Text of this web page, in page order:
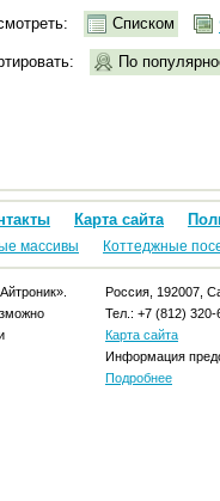
Списком
По
Карта сайта
массивы Коттеджные
Россия, 192007,
Тел.: +7 (812) 320-
Карта сайта
Информация
Подробнее